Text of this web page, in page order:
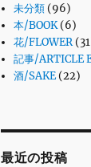
未分類 (96)
本/BOOK(6)
花/FLOWER
記事/ARTICLE
酒/SAKE (22)
最近の投稿